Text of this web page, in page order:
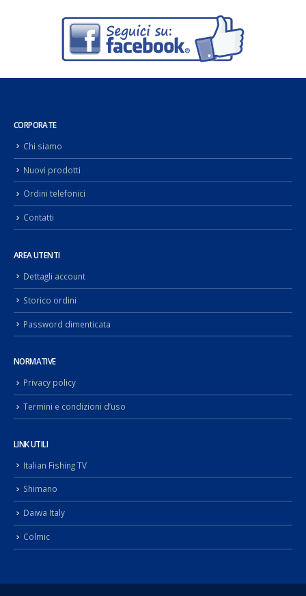
CORPORATE
Chi siamo
Nuovi prodotti
Ordini telefonici
Contatti
AREA UTENTI
Dettagli account
Storico ordini
Password dimenticata
NORMATIVE
Privacy policy
Termini e condizioni d’uso
LINK UTILI
Italian Fishing TV
Shimano
Daiwa Italy
Colmic